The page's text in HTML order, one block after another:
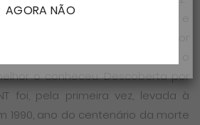
emocionante viagem pela vida e
o conheceu. Descoberta por
foi, pela primeira vez, levada à
1990, ano do centenário da morte
AGORA NÃO